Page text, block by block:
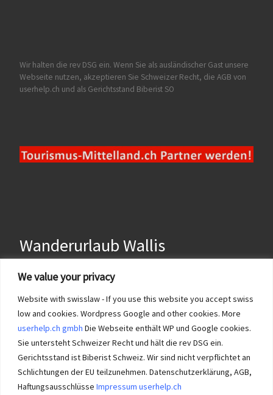
We value your privacy
Website with swisslaw - If you use this website you accept swiss
low and cookies. Wordpress Google and other cookies. More
userhelp.ch gmbh Die Webseite enthält WP und Google cookies.
Sie untersteht Schweizer Recht und hält die rev DSG ein.
Gerichtsstand ist Biberist Schweiz. Wir sind nicht verpflichtet an
Schlichtungen der EU teilzunehmen. Datenschutzerklärung, AGB,
Haftungsausschlüsse Impressum userhelp.ch
Wir halten die rev DSG ein. Wenn Sie als ausländischer Gast unsere
Webseite nutzen, akzeptieren Sie Schweizer Recht, die AGB von
userhelp.ch und als Gerichtsstand Biberist SO
Wanderurlaub Wallis
Wanderurlaub Wallis hat für us eine Spezialstellung, da Wandern im
Wallis im Herbst und im Winter die beste Wahl ist für Wanderferien
in der Schweiz. Siehe auch Impressum urlaubschweiz.org und
userhelp.ch